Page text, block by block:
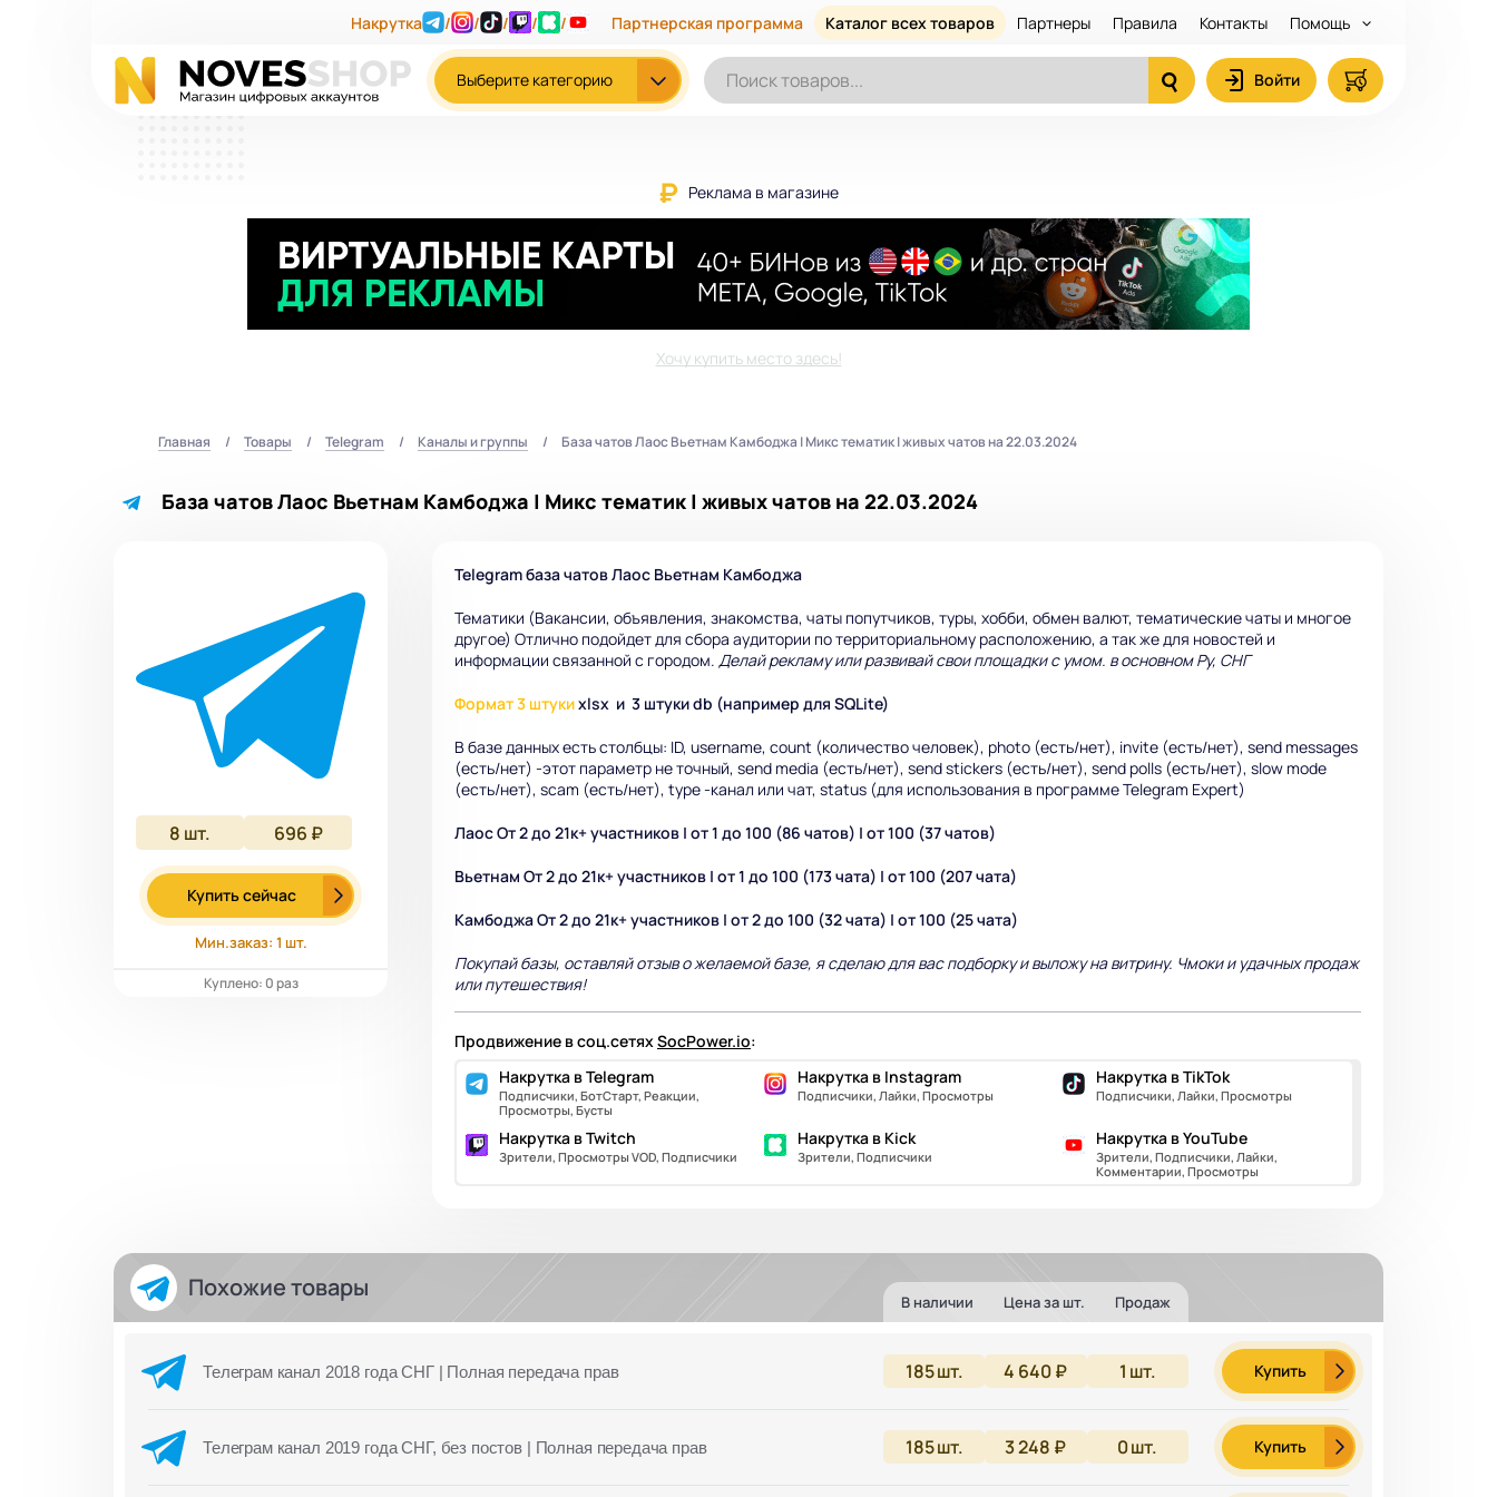
Накрутка / / / / / Партнерская программа Каталог всех товаров Партнеры Правила Контакты Помощь
Выберите категорию Войти
Реклама в магазине
Хочу купить место здесь!
Главная Товары Telegram Каналы и группы База чатов Лаос Вьетнам Камбоджа | Микс тематик | живых чатов на 22.03.2024
База чатов Лаос Вьетнам Камбоджа | Микс тематик | живых чатов на 22.03.2024
8 шт. 696 ₽
Купить сейчас
Мин.заказ: 1 шт.
Куплено: 0 раз
Telegram база чатов Лаос Вьетнам Камбоджа
Тематики (Вакансии, объявления, знакомства, чаты попутчиков, туры, хобби, обмен валют, тематические чаты и многое
другое) Отлично подойдет для сбора аудитории по территориальному расположению, а так же для новостей и
информации связанной с городом. Делай рекламу или развивай свои площадки с умом. в основном Ру, СНГ
Формат 3 штукиxlsx и 3 штуки db (например для SQLite)
В базе данных есть столбцы: ID, username, count (количество человек), photo (есть/нет), invite (есть/нет), send messages
(есть/нет) -этот параметр не точный, send media (есть/нет), send stickers (есть/нет), send polls (есть/нет), slow mode
(есть/нет), scam (есть/нет), type -канал или чат, status (для использования в программе Telegram Expert)
Лаос От 2 до 21к+ участников | от 1 до 100 (86 чатов) | от 100 (37 чатов)
Вьетнам От 2 до 21к+ участников | от 1 до 100 (173 чата) | от 100 (207 чата)
Камбоджа От 2 до 21к+ участников | от 2 до 100 (32 чата) | от 100 (25 чата)
Покупай базы, оставляй отзыв о желаемой базе, я сделаю для вас подборку и выложу на витрину. Чмоки и удачных продаж
или путешествия!
Продвижение в соц.сетяхSocPower.io:
Накрутка в Telegram
Подписчики, БотСтарт, Реакции,
Просмотры, Бусты
Накрутка в Instagram
Подписчики, Лайки, Просмотры
Накрутка в TikTok
Подписчики, Лайки, Просмотры
Накрутка в Twitch
Зрители, Просмотры VOD, Подписчики
Накрутка в Kick
Зрители, Подписчики
Накрутка в YouTube
Зрители, Подписчики, Лайки,
Комментарии, Просмотры
Похожие товары В наличии Цена за шт. Продаж
Телеграм канал 2018 года СНГ | Полная передача прав 185шт. 4 640 ₽ 1 шт. Купить
Телеграм канал 2019 года СНГ, без постов | Полная передача прав 185шт. 3 248 ₽ 0шт. Купить